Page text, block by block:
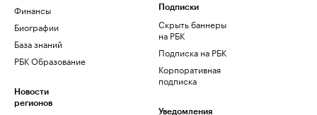
Финансы
Биографии
База знаний
РБК Образование
Новости
регионов
Подписки
Скрыть баннеры
на РБК
Подписка на РБК
Корпоративная
подписка
Уведомления